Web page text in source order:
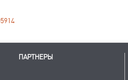
ПАРТНЕРЫ